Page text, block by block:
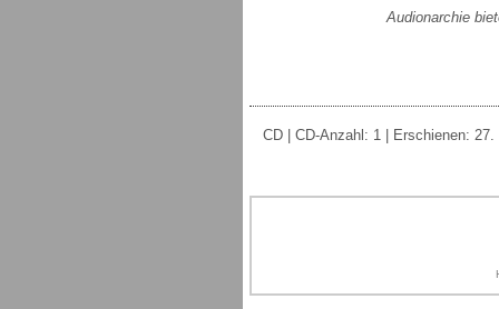
Audionarchie
CD | CD-Anzahl: 1 | Erschienen: